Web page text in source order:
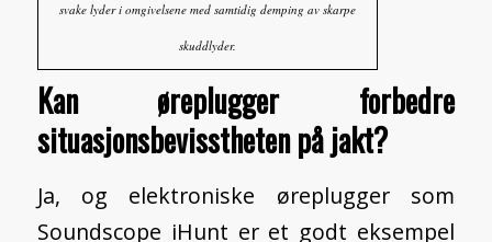
svake lyder i omgivelsene med samtidig demping av skarpe
skuddlyder.
Kan øreplugger forbedre
situasjonsbevisstheten på jakt?
Ja, og elektroniske øreplugger som
Soundscope iHunt er et godt eksempel